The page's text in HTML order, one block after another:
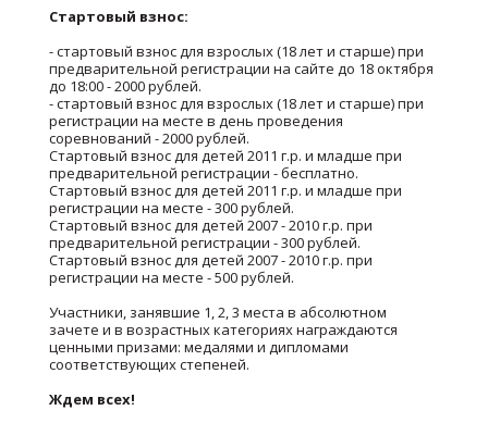
Стартовый взнос:
- стартовый взнос для взрослых (18 лет и старше) при
предварительной регистрации на сайте до 18 октября
до 18:00 - 2000 рублей.
- стартовый взнос для взрослых (18 лет и старше) при
регистрации на месте в день проведения
соревнований - 2000 рублей.
Стартовый взнос для детей 2011 г.р. и младше при
предварительной регистрации - бесплатно.
Стартовый взнос для детей 2011 г.р. и младше при
регистрации на месте - 300 рублей.
Стартовый взнос для детей 2007 - 2010 г.р. при
предварительной регистрации - 300 рублей.
Стартовый взнос для детей 2007 - 2010 г.р. при
регистрации на месте - 500 рублей.
Участники, занявшие 1, 2, 3 места в абсолютном
зачете и в возрастных категориях награждаются
ценными призами: медалями и дипломами
соответствующих степеней.
Ждем всех!